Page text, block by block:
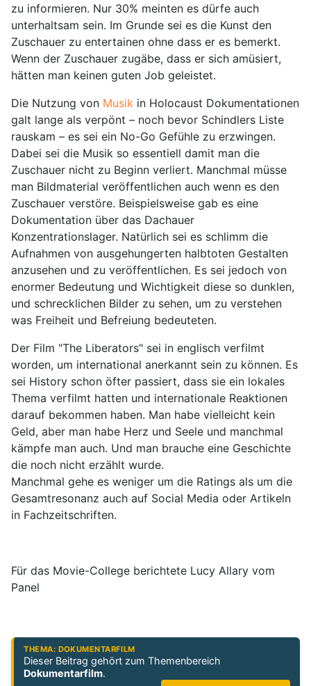
zu informieren. Nur 30% meinten es dürfe auch
unterhaltsam sein. Im Grunde sei es die Kunst den
Zuschauer zu entertainen ohne dass er es bemerkt.
Wenn der Zuschauer zugäbe, dass er sich amüsiert,
hätten man keinen guten Job geleistet.
Die Nutzung von Musik in Holocaust Dokumentationen
galt lange als verpönt – noch bevor Schindlers Liste
rauskam – es sei ein No-Go Gefühle zu erzwingen.
Dabei sei die Musik so essentiell damit man die
Zuschauer nicht zu Beginn verliert. Manchmal müsse
man Bildmaterial veröffentlichen auch wenn es den
Zuschauer verstöre. Beispielsweise gab es eine
Dokumentation über das Dachauer
Konzentrationslager. Natürlich sei es schlimm die
Aufnahmen von ausgehungerten halbtoten Gestalten
anzusehen und zu veröffentlichen. Es sei jedoch von
enormer Bedeutung und Wichtigkeit diese so dunklen,
und schrecklichen Bilder zu sehen, um zu verstehen
was Freiheit und Befreiung bedeuteten.
Der Film "The Liberators" sei in englisch verfilmt
worden, um international anerkannt sein zu können. Es
sei History schon öfter passiert, dass sie ein lokales
Thema verfilmt hatten und internationale Reaktionen
darauf bekommen haben. Man habe vielleicht kein
Geld, aber man habe Herz und Seele und manchmal
kämpfe man auch. Und man brauche eine Geschichte
die noch nicht erzählt wurde.
Manchmal gehe es weniger um die Ratings als um die
Gesamtresonanz auch auf Social Media oder Artikeln
in Fachzeitschriften.
Für das Movie-College berichtete Lucy Allary vom
Panel
THEMA: DOKUMENTARFILM
Dieser Beitrag gehört zum Themenbereich
Dokumentarfilm.